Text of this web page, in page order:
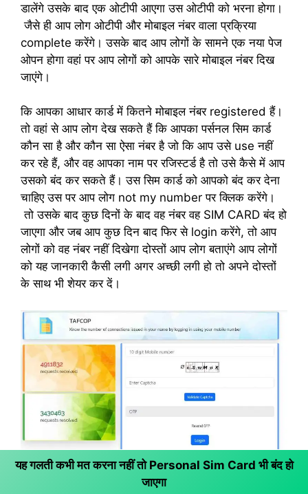
डालेंगे उसके बाद एक ओटीपी आएगा उस ओटीपी को भरना होगा।
जैसे ही आप लोग ओटीपी और मोबाइल नंबर वाला प्रक्रिया
complete करेंगे। उसके बाद आप लोगों के सामने एक नया पेज
ओपन होगा वहां पर आप लोगों को आपके सारे मोबाइल नंबर दिख
जाएंगे।
कि आपका आधार कार्ड में कितने मोबाइल नंबर registered हैं।
तो वहां से आप लोग देख सकते हैं कि आपका पर्सनल सिम कार्ड
कौन सा है और कौन सा ऐसा नंबर है जो कि आप उसे use नहीं
कर रहे हैं, और वह आपका नाम पर रजिस्टर्ड है तो उसे कैसे में आप
उसको बंद कर सकते हैं। उस सिम कार्ड को आपको बंद कर देना
चाहिए उस पर आप लोग not my number पर क्लिक करेंगे।
तो उसके बाद कुछ दिनों के बाद वह नंबर वह SIM CARD बंद हो
जाएगा और जब आप कुछ दिन बाद फिर से login करेंगे, तो आप
लोगों को वह नंबर नहीं दिखेगा दोस्तों आप लोग बताएंगे आप लोगों
को यह जानकारी कैसी लगी अगर अच्छी लगी हो तो अपने दोस्तों
के साथ भी शेयर कर दें।
यह गलती कभी मत करना नहीं तो Personal Sim Card भी बंद हो
जाएगा